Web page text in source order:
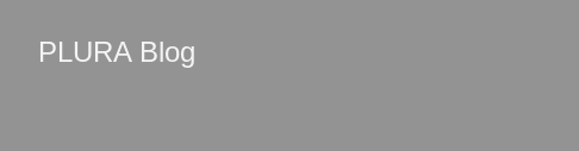
PLURA Blog